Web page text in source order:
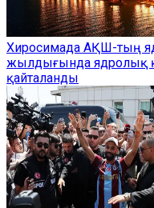
Хиросимада АҚШ-тың
жылдығында ядролық
қайталанды